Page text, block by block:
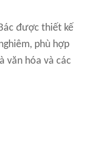
được thiết kế
phù hợp
văn hóa và các